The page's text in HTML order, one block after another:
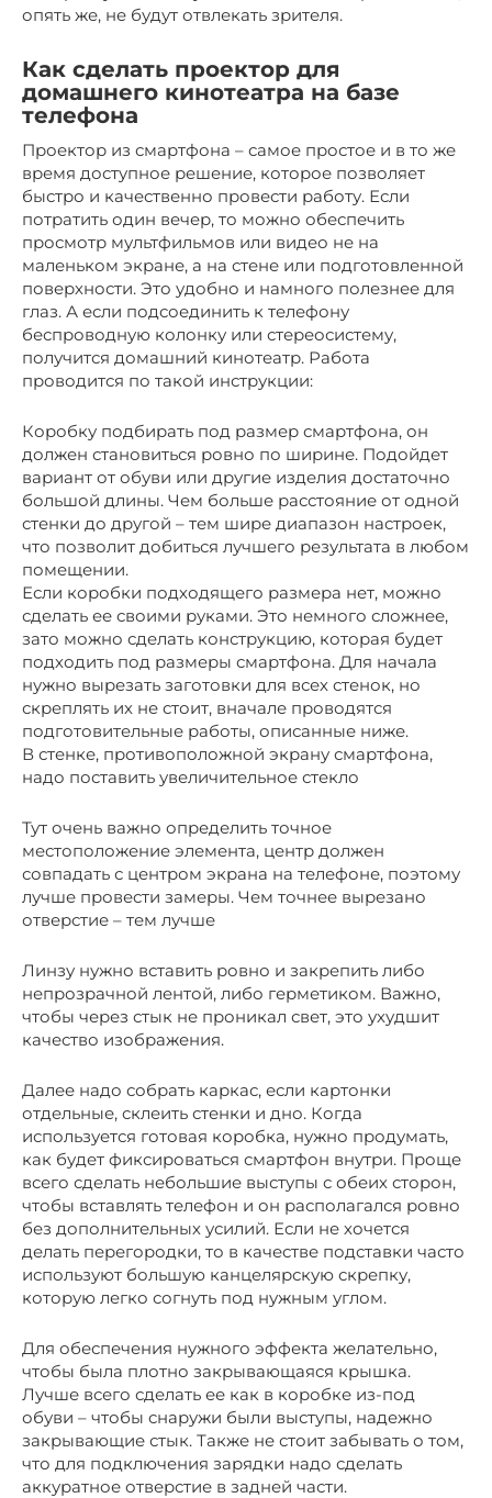
опять же, не будут отвлекать зрителя.
Как сделать проектор для
домашнего кинотеатра на базе
телефона
Проектор из смартфона – самое простое и в то же
время доступное решение, которое позволяет
быстро и качественно провести работу. Если
потратить один вечер, то можно обеспечить
просмотр мультфильмов или видео не на
маленьком экране, а на стене или подготовленной
поверхности. Это удобно и намного полезнее для
глаз. А если подсоединить к телефону
беспроводную колонку или стереосистему,
получится домашний кинотеатр. Работа
проводится по такой инструкции:
Коробку подбирать под размер смартфона, он
должен становиться ровно по ширине. Подойдет
вариант от обуви или другие изделия достаточно
большой длины. Чем больше расстояние от одной
стенки до другой – тем шире диапазон настроек,
что позволит добиться лучшего результата в любом
помещении.
Если коробки подходящего размера нет, можно
сделать ее своими руками. Это немного сложнее,
зато можно сделать конструкцию, которая будет
подходить под размеры смартфона. Для начала
нужно вырезать заготовки для всех стенок, но
скреплять их не стоит, вначале проводятся
подготовительные работы, описанные ниже.
В стенке, противоположной экрану смартфона,
надо поставить увеличительное стекло
Тут очень важно определить точное
местоположение элемента, центр должен
совпадать с центром экрана на телефоне, поэтому
лучше провести замеры. Чем точнее вырезано
отверстие – тем лучше
Линзу нужно вставить ровно и закрепить либо
непрозрачной лентой, либо герметиком. Важно,
чтобы через стык не проникал свет, это ухудшит
качество изображения.
Далее надо собрать каркас, если картонки
отдельные, склеить стенки и дно. Когда
используется готовая коробка, нужно продумать,
как будет фиксироваться смартфон внутри. Проще
всего сделать небольшие выступы с обеих сторон,
чтобы вставлять телефон и он располагался ровно
без дополнительных усилий. Если не хочется
делать перегородки, то в качестве подставки часто
используют большую канцелярскую скрепку,
которую легко согнуть под нужным углом.
Для обеспечения нужного эффекта желательно,
чтобы была плотно закрывающаяся крышка.
Лучше всего сделать ее как в коробке из-под
обуви – чтобы снаружи были выступы, надежно
закрывающие стык. Также не стоит забывать о том,
что для подключения зарядки надо сделать
аккуратное отверстие в задней части.